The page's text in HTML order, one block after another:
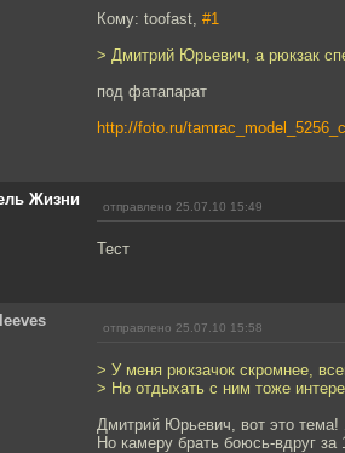
Кому: toofast, #1
> Дмитрий Юрьевич, а рюкзак
под фатапарат
http://foto.ru/
Жизни отправлено 25.07.10 15:49
Тест
отправлено 25.07.10 15:58
> У меня рюкзачок скромнее,
> Но отдыхать с ним тоже
Дмитрий Юрьевич, вот это тема!
Но камеру брать боюсь-вдруг